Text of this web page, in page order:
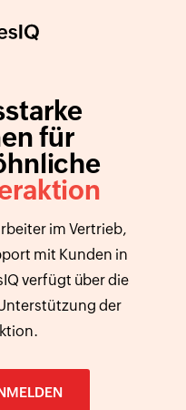
für
im Vertrieb,
mit Kunden in
verfügt über die
der